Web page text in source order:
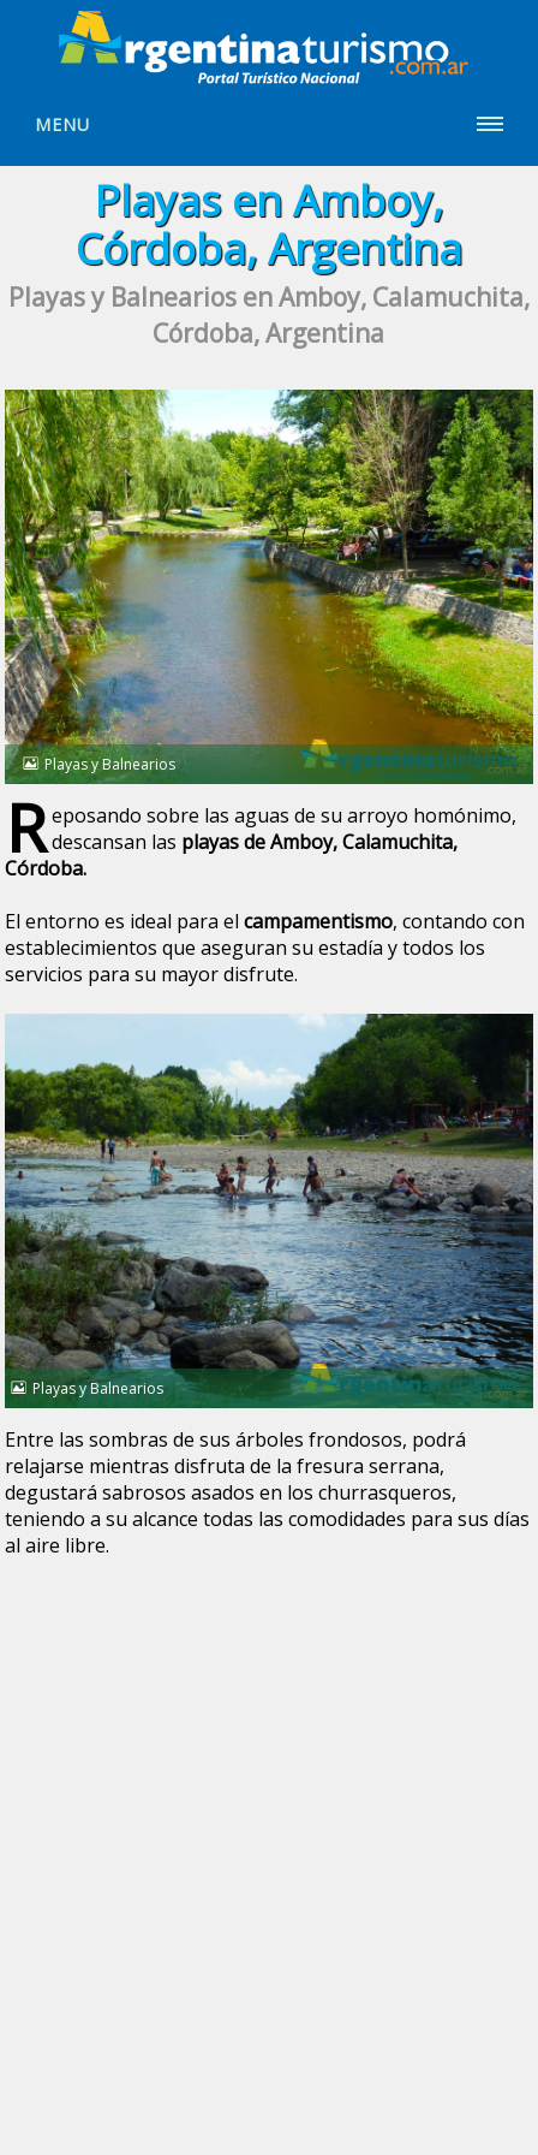
MENU
Playas en Amboy,
Córdoba, Argentina
Playas y Balnearios en Amboy, Calamuchita,
Córdoba, Argentina
Playas y Balnearios
Reposando sobre las aguas de su arroyo homónimo,
descansan las playas de Amboy, Calamuchita,
Córdoba.
El entorno es ideal para elcampamentismo, contando con
establecimientos que aseguran su estadía y todos los
servicios para su mayor disfrute.
Playas y Balnearios
Entre las sombras de sus árboles frondosos, podrá
relajarse mientras disfruta de la fresura serrana,
degustará sabrosos asados en los churrasqueros,
teniendo a su alcance todas las comodidades para sus días
al aire libre.